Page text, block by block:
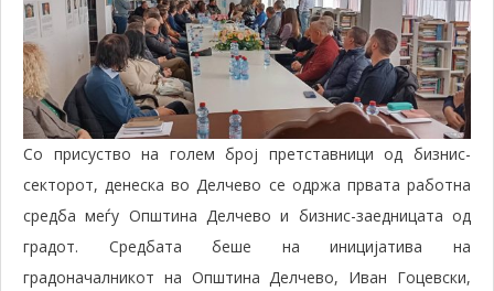
Со присуство на голем број претставници од бизнис-
секторот, денеска во Делчево се одржа првата работна
средба меѓу Општина Делчево и бизнис-заедницата од
градот. Средбата беше на иницијатива на
градоначалникот на Општина Делчево, Иван Гоцевски,